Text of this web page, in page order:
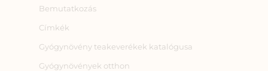
Bemutatkozás
Címkék
Gyógynövény teakeverékek katalógusa
Gyógynövények otthon